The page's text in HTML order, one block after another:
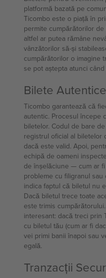
platformă bazată pe
Ticombo este o piață în
permite cumpărătorilor
altfel ar putea rămâne
vânzătorilor să-și
cumpărătorilor o imagine
se pot aștepta atunci
Bilete
Ticombo garantează că
autentic. Procesul începe
biletelor. Codul de bare
registrul oficial al biletelor
dacă este valid. Apoi,
echipă de oameni
de înșelăciune — cum ar
probleme cu filigranul
indica faptul că biletul nu
Dacă biletul trece toate
este trimis
interesant: dacă treci prin
cu biletul tău (cum ar fi
vei primi banii înapoi sau
egală.
Tranzacții